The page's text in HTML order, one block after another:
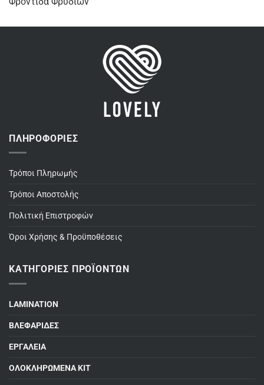
ΠΛΗΡΟΦΟΡΊΕΣ
Τρόποι Πληρωμής
Τρόποι Αποστολής
Πολιτική Επιστροφών
Όροι Χρήσης & Προϋποθέσεις
ΚΑΤΗΓΟΡΊΕΣ ΠΡΟΪΌΝΤΩΝ
LAMINATION
ΒΛΕΦΑΡΙΔΕΣ
ΕΡΓΑΛΕΙΑ
ΟΛΟΚΛΗΡΩΜΕΝΑ ΚΙΤ